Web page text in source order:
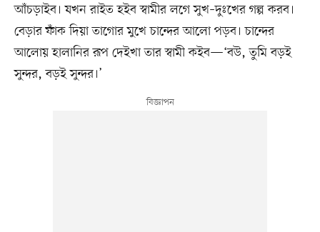
আঁচড়াইব। যখন রাইত হইব স্বামীর লগে সুখ–দুঃখের গল্প করব।
বেড়ার ফাঁক দিয়া তাগোর মুখে চান্দের আলো পড়ব। চান্দের
আলোয় হালানির রূপ দেইখা তার স্বামী কইব—‘বউ, তুমি বড়ই
সুন্দর, বড়ই সুন্দর।’